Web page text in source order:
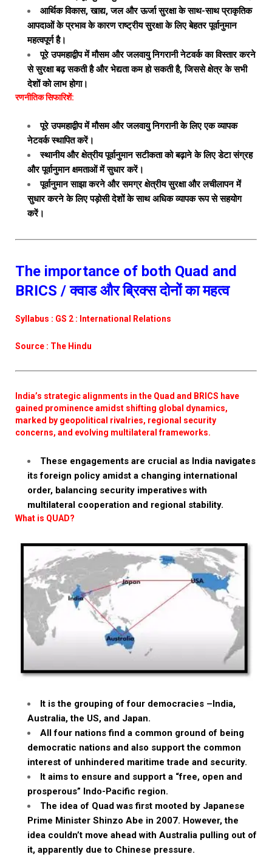
आर्थिक विकास, खाद्य, जल और ऊर्जा सुरक्षा के साथ-साथ प्राकृतिक
आपदाओं के प्रभाव के कारण राष्ट्रीय सुरक्षा के लिए बेहतर पूर्वानुमान
महत्वपूर्ण है।
पूरे उपमहाद्वीप में मौसम और जलवायु निगरानी नेटवर्क का विस्तार करने
से सुरक्षा बढ़ सकती है और भेद्यता कम हो सकती है, जिससे क्षेत्र के सभी
देशों को लाभ होगा।
रणनीतिक सिफारिशें:
पूरे उपमहाद्वीप में मौसम और जलवायु निगरानी के लिए एक व्यापक
नेटवर्क स्थापित करें।
स्थानीय और क्षेत्रीय पूर्वानुमान सटीकता को बढ़ाने के लिए डेटा संग्रह
और पूर्वानुमान क्षमताओं में सुधार करें।
पूर्वानुमान साझा करने और समग्र क्षेत्रीय सुरक्षा और लचीलापन में
सुधार करने के लिए पड़ोसी देशों के साथ अधिक व्यापक रूप से सहयोग
करें।
The importance of both Quad and
BRICS / क्वाड और ब्रिक्स दोनों का महत्व
Syllabus : GS 2 : International Relations
Source : The Hindu
India’s strategic alignments in the Quad and BRICS have
gained prominence amidst shifting global dynamics,
marked by geopolitical rivalries, regional security
concerns, and evolving multilateral frameworks.
These engagements are crucial as India navigates
its foreign policy amidst a changing international
order, balancing security imperatives with
multilateral cooperation and regional stability.
What is QUAD?
It is the grouping of four democracies –India,
Australia, the US, and Japan.
All four nations find a common ground of being
democratic nations and also support the common
interest of unhindered maritime trade and security.
It aims to ensure and support a “free, open and
prosperous” Indo-Pacific region.
The idea of Quad was first mooted by Japanese
Prime Minister Shinzo Abe in 2007. However, the
idea couldn’t move ahead with Australia pulling out of
it, apparently due to Chinese pressure.